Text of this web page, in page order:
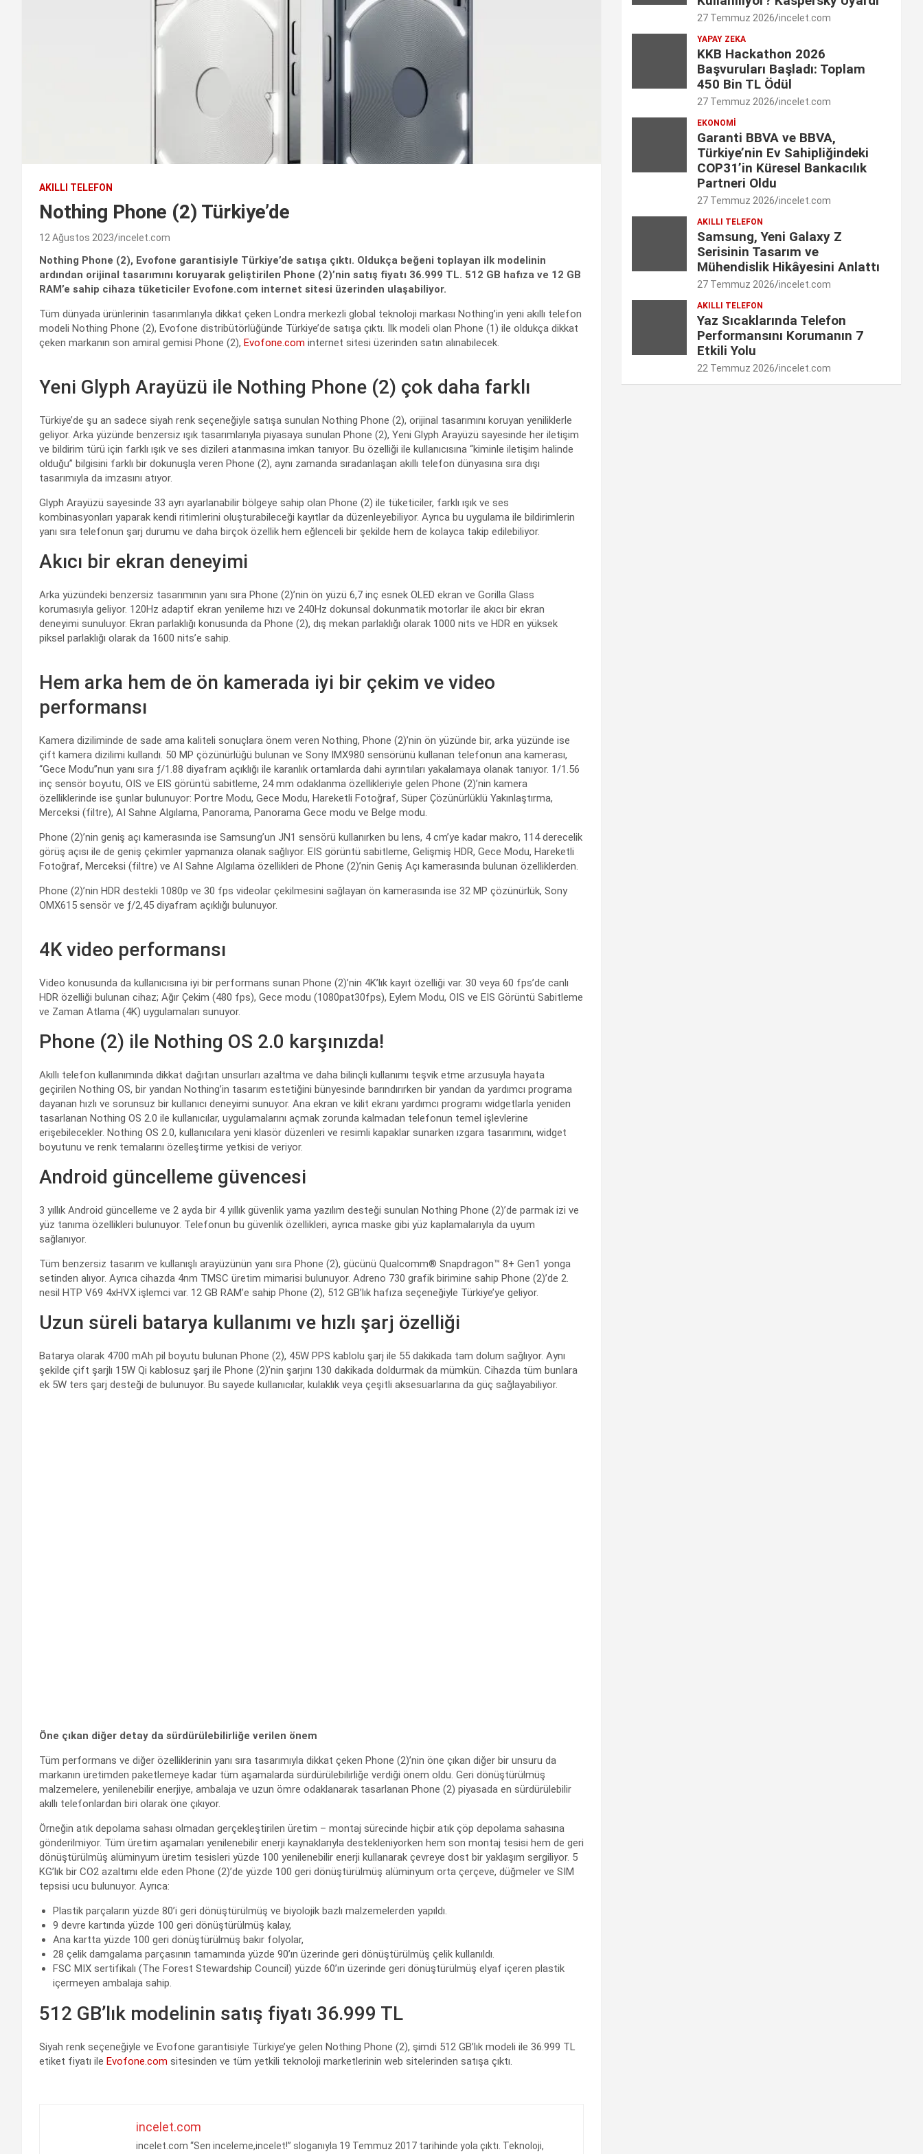
AKILLI TELEFON
Nothing Phone (2) Türkiye’de
12 Ağustos 2023 incelet.com
Nothing Phone (2), Evofone garantisiyle Türkiye’de satışa çıktı. Oldukça beğeni toplayan ilk modelinin
ardından orijinal tasarımını koruyarak geliştirilen Phone (2)’nin satış fiyatı 36.999 TL. 512 GB hafıza ve 12 GB
RAM’e sahip cihaza tüketiciler Evofone.com internet sitesi üzerinden ulaşabiliyor.
Tüm dünyada ürünlerinin tasarımlarıyla dikkat çeken Londra merkezli global teknoloji markası Nothing’in yeni akıllı telefon
modeli Nothing Phone (2), Evofone distribütörlüğünde Türkiye’de satışa çıktı. İlk modeli olan Phone (1) ile oldukça dikkat
çeken markanın son amiral gemisi Phone (2), Evofone.com internet sitesi üzerinden satın alınabilecek.
Yeni Glyph Arayüzü ile Nothing Phone (2) çok daha farklı
Türkiye’de şu an sadece siyah renk seçeneğiyle satışa sunulan Nothing Phone (2), orijinal tasarımını koruyan yeniliklerle
geliyor. Arka yüzünde benzersiz ışık tasarımlarıyla piyasaya sunulan Phone (2), Yeni Glyph Arayüzü sayesinde her iletişim
ve bildirim türü için farklı ışık ve ses dizileri atanmasına imkan tanıyor. Bu özelliği ile kullanıcısına “kiminle iletişim halinde
olduğu” bilgisini farklı bir dokunuşla veren Phone (2), aynı zamanda sıradanlaşan akıllı telefon dünyasına sıra dışı
tasarımıyla da imzasını atıyor.
Glyph Arayüzü sayesinde 33 ayrı ayarlanabilir bölgeye sahip olan Phone (2) ile tüketiciler, farklı ışık ve ses
kombinasyonları yaparak kendi ritimlerini oluşturabileceği kayıtlar da düzenleyebiliyor. Ayrıca bu uygulama ile bildirimlerin
yanı sıra telefonun şarj durumu ve daha birçok özellik hem eğlenceli bir şekilde hem de kolayca takip edilebiliyor.
Akıcı bir ekran deneyimi
Arka yüzündeki benzersiz tasarımının yanı sıra Phone (2)’nin ön yüzü 6,7 inç esnek OLED ekran ve Gorilla Glass
korumasıyla geliyor. 120Hz adaptif ekran yenileme hızı ve 240Hz dokunsal dokunmatik motorlar ile akıcı bir ekran
deneyimi sunuluyor. Ekran parlaklığı konusunda da Phone (2), dış mekan parlaklığı olarak 1000 nits ve HDR en yüksek
piksel parlaklığı olarak da 1600 nits’e sahip.
Hem arka hem de ön kamerada iyi bir çekim ve video
performansı
Kamera diziliminde de sade ama kaliteli sonuçlara önem veren Nothing, Phone (2)’nin ön yüzünde bir, arka yüzünde ise
çift kamera dizilimi kullandı. 50 MP çözünürlüğü bulunan ve Sony IMX980 sensörünü kullanan telefonun ana kamerası,
“Gece Modu”nun yanı sıra ƒ/1.88 diyafram açıklığı ile karanlık ortamlarda dahi ayrıntıları yakalamaya olanak tanıyor. 1/1.56
inç sensör boyutu, OIS ve EIS görüntü sabitleme, 24 mm odaklanma özellikleriyle gelen Phone (2)’nin kamera
özelliklerinde ise şunlar bulunuyor: Portre Modu, Gece Modu, Hareketli Fotoğraf, Süper Çözünürlüklü Yakınlaştırma,
Merceksi (filtre), AI Sahne Algılama, Panorama, Panorama Gece modu ve Belge modu.
Phone (2)’nin geniş açı kamerasında ise Samsung’un JN1 sensörü kullanırken bu lens, 4 cm’ye kadar makro, 114 derecelik
görüş açısı ile de geniş çekimler yapmanıza olanak sağlıyor. EIS görüntü sabitleme, Gelişmiş HDR, Gece Modu, Hareketli
Fotoğraf, Merceksi (filtre) ve AI Sahne Algılama özellikleri de Phone (2)’nin Geniş Açı kamerasında bulunan özelliklerden.
Phone (2)’nin HDR destekli 1080p ve 30 fps videolar çekilmesini sağlayan ön kamerasında ise 32 MP çözünürlük, Sony
OMX615 sensör ve ƒ/2,45 diyafram açıklığı bulunuyor.
4K video performansı
Video konusunda da kullanıcısına iyi bir performans sunan Phone (2)’nin 4K’lık kayıt özelliği var. 30 veya 60 fps’de canlı
HDR özelliği bulunan cihaz; Ağır Çekim (480 fps), Gece modu (1080pat30fps), Eylem Modu, OIS ve EIS Görüntü Sabitleme
ve Zaman Atlama (4K) uygulamaları sunuyor.
Phone (2) ile Nothing OS 2.0 karşınızda!
Akıllı telefon kullanımında dikkat dağıtan unsurları azaltma ve daha bilinçli kullanımı teşvik etme arzusuyla hayata
geçirilen Nothing OS, bir yandan Nothing’in tasarım estetiğini bünyesinde barındırırken bir yandan da yardımcı programa
dayanan hızlı ve sorunsuz bir kullanıcı deneyimi sunuyor. Ana ekran ve kilit ekranı yardımcı programı widgetlarla yeniden
tasarlanan Nothing OS 2.0 ile kullanıcılar, uygulamalarını açmak zorunda kalmadan telefonun temel işlevlerine
erişebilecekler. Nothing OS 2.0, kullanıcılara yeni klasör düzenleri ve resimli kapaklar sunarken ızgara tasarımını, widget
boyutunu ve renk temalarını özelleştirme yetkisi de veriyor.
Android güncelleme güvencesi
3 yıllık Android güncelleme ve 2 ayda bir 4 yıllık güvenlik yama yazılım desteği sunulan Nothing Phone (2)’de parmak izi ve
yüz tanıma özellikleri bulunuyor. Telefonun bu güvenlik özellikleri, ayrıca maske gibi yüz kaplamalarıyla da uyum
sağlanıyor.
Tüm benzersiz tasarım ve kullanışlı arayüzünün yanı sıra Phone (2), gücünü Qualcomm® Snapdragon™ 8+ Gen1 yonga
setinden alıyor. Ayrıca cihazda 4nm TMSC üretim mimarisi bulunuyor. Adreno 730 grafik birimine sahip Phone (2)’de 2.
nesil HTP V69 4xHVX işlemci var. 12 GB RAM’e sahip Phone (2), 512 GB’lık hafıza seçeneğiyle Türkiye’ye geliyor.
Uzun süreli batarya kullanımı ve hızlı şarj özelliği
Batarya olarak 4700 mAh pil boyutu bulunan Phone (2), 45W PPS kablolu şarj ile 55 dakikada tam dolum sağlıyor. Aynı
şekilde çift şarjlı 15W Qi kablosuz şarj ile Phone (2)’nin şarjını 130 dakikada doldurmak da mümkün. Cihazda tüm bunlara
ek 5W ters şarj desteği de bulunuyor. Bu sayede kullanıcılar, kulaklık veya çeşitli aksesuarlarına da güç sağlayabiliyor.
Öne çıkan diğer detay da sürdürülebilirliğe verilen önem
Tüm performans ve diğer özelliklerinin yanı sıra tasarımıyla dikkat çeken Phone (2)’nin öne çıkan diğer bir unsuru da
markanın üretimden paketlemeye kadar tüm aşamalarda sürdürülebilirliğe verdiği önem oldu. Geri dönüştürülmüş
malzemelere, yenilenebilir enerjiye, ambalaja ve uzun ömre odaklanarak tasarlanan Phone (2) piyasada en sürdürülebilir
akıllı telefonlardan biri olarak öne çıkıyor.
Örneğin atık depolama sahası olmadan gerçekleştirilen üretim – montaj sürecinde hiçbir atık çöp depolama sahasına
gönderilmiyor. Tüm üretim aşamaları yenilenebilir enerji kaynaklarıyla destekleniyorken hem son montaj tesisi hem de geri
dönüştürülmüş alüminyum üretim tesisleri yüzde 100 yenilenebilir enerji kullanarak çevreye dost bir yaklaşım sergiliyor. 5
KG’lık bir CO2 azaltımı elde eden Phone (2)’de yüzde 100 geri dönüştürülmüş alüminyum orta çerçeve, düğmeler ve SIM
tepsisi ucu bulunuyor. Ayrıca:
Plastik parçaların yüzde 80’i geri dönüştürülmüş ve biyolojik bazlı malzemelerden yapıldı.
9 devre kartında yüzde 100 geri dönüştürülmüş kalay,
Ana kartta yüzde 100 geri dönüştürülmüş bakır folyolar,
28 çelik damgalama parçasının tamamında yüzde 90’ın üzerinde geri dönüştürülmüş çelik kullanıldı.
FSC MIX sertifikalı (The Forest Stewardship Council) yüzde 60’ın üzerinde geri dönüştürülmüş elyaf içeren plastik
içermeyen ambalaja sahip.
512 GB’lık modelinin satış fiyatı 36.999 TL
Siyah renk seçeneğiyle ve Evofone garantisiyle Türkiye’ye gelen Nothing Phone (2), şimdi 512 GB’lık modeli ile 36.999 TL
etiket fiyatı ile Evofone.com sitesinden ve tüm yetkili teknoloji marketlerinin web sitelerinden satışa çıktı.
incelet.com
incelet.com “Sen inceleme,incelet!” sloganıyla 19 Temmuz 2017 tarihinde yola çıktı. Teknoloji,
m
d
I
n
e
r
b
C
h
n
n
e
27 Temmuz 2026 incelet.com
YAPAY ZEKA
KKB Hackathon 2026
Başvuruları Başladı: Toplam
450 Bin TL Ödül
27 Temmuz 2026 incelet.com
EKONOMI
Garanti BBVA ve BBVA,
Türkiye’nin Ev Sahipliğindeki
COP31’in Küresel Bankacılık
Partneri Oldu
27 Temmuz 2026 incelet.com
AKILLI TELEFON
Samsung, Yeni Galaxy Z
Serisinin Tasarım ve
Mühendislik Hikâyesini Anlattı
27 Temmuz 2026 incelet.com
AKILLI TELEFON
Yaz Sıcaklarında Telefon
Performansını Korumanın 7
Etkili Yolu
22 Temmuz 2026 incelet.com